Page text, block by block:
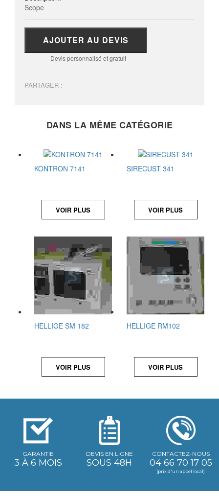
Scope
AJOUTER AU DEVIS
Devis personnalisé et gratuit
PARTAGER :
DANS LA MÊME CATÉGORIE
KONTRON 7141
VOIR PLUS
SIRECUST 341
VOIR PLUS
HELLIGE SM 182
VOIR PLUS
HELLIGE RM102
VOIR PLUS
GARANTIE
3 À 6 MOIS
DEVIS EN LIGNE
SOUS 48H
CONTACTEZ-NOUS
04 66 70 17 05
(prix d'un appel local)